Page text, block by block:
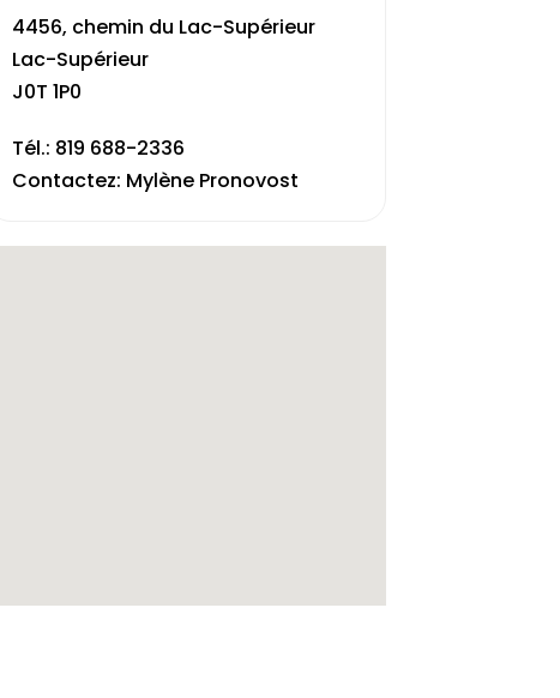
4456, chemin du Lac-Supérieur
Lac-Supérieur
J0T 1P0
Tél.: 819 688-2336
Contactez: Mylène Pronovost